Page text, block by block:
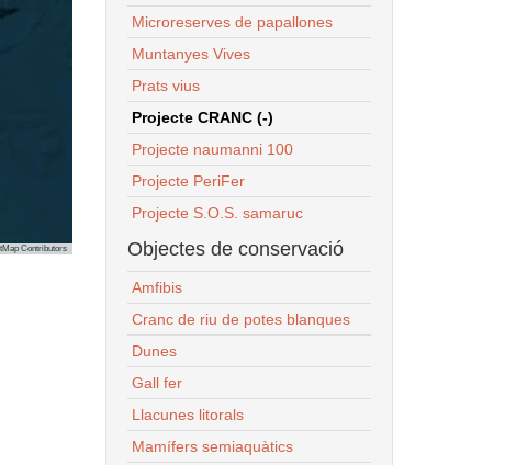
Contributors
Microreserves de papallones
Muntanyes Vives
Prats vius
Projecte CRANC (-)
Projecte naumanni 100
Projecte PeriFer
Projecte S.O.S. samaruc
Objectes de conservació
Amfibis
Cranc de riu de potes blanques
Dunes
Gall fer
Llacunes litorals
Mamífers semiaquàtics